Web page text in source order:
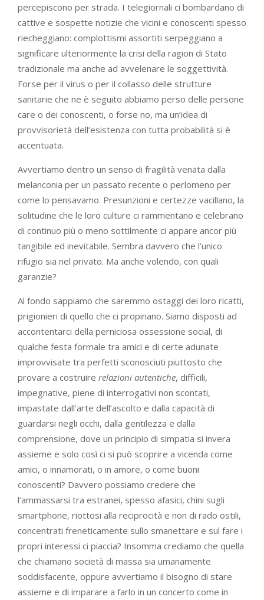
percepiscono per strada. I telegiornali ci bombardano di
cattive e sospette notizie che vicini e conoscenti spesso
riecheggiano: complottismi assortiti serpeggiano a
significare ulteriormente la crisi della ragion di Stato
tradizionale ma anche ad avvelenare le soggettività.
Forse per il virus o per il collasso delle strutture
sanitarie che ne è seguito abbiamo perso delle persone
care o dei conoscenti, o forse no, ma un’idea di
provvisorietà dell’esistenza con tutta probabilità si è
accentuata.
Avvertiamo dentro un senso di fragilità venata dalla
melanconia per un passato recente o perlomeno per
come lo pensavamo. Presunzioni e certezze vacillano, la
solitudine che le loro culture ci rammentano e celebrano
di continuo più o meno sottilmente ci appare ancor più
tangibile ed inevitabile. Sembra davvero che l’unico
rifugio sia nel privato. Ma anche volendo, con quali
garanzie?
Al fondo sappiamo che saremmo ostaggi dei loro ricatti,
prigionieri di quello che ci propinano. Siamo disposti ad
accontentarci della perniciosa ossessione social, di
qualche festa formale tra amici e di certe adunate
improvvisate tra perfetti sconosciuti piuttosto che
provare a costruire relazioni autentiche, difficili,
impegnative, piene di interrogativi non scontati,
impastate dall’arte dell’ascolto e dalla capacità di
guardarsi negli occhi, dalla gentilezza e dalla
comprensione, dove un principio di simpatia si invera
assieme e solo così ci si può scoprire a vicenda come
amici, o innamorati, o in amore, o come buoni
conoscenti? Davvero possiamo credere che
l’ammassarsi tra estranei, spesso afasici, chini sugli
smartphone, riottosi alla reciprocità e non di rado ostili,
concentrati freneticamente sullo smanettare e sul fare i
propri interessi ci piaccia? Insomma crediamo che quella
che chiamano società di massa sia umanamente
soddisfacente, oppure avvertiamo il bisogno di stare
assieme e di imparare a farlo in un concerto come in